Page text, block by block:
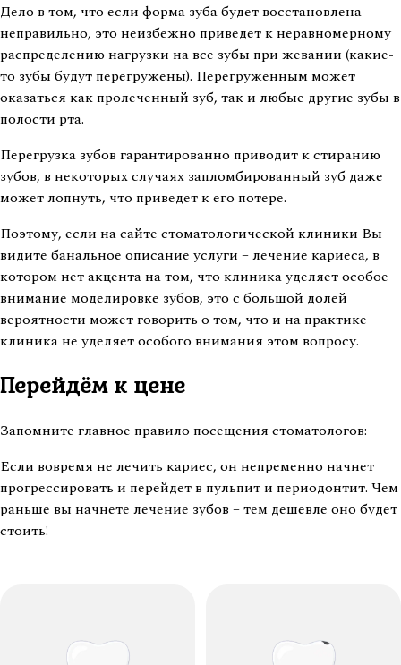
Дело в том, что если форма зуба будет восстановлена
неправильно, это неизбежно приведет к неравномерному
распределению нагрузки на все зубы при жевании (какие-
то зубы будут перегружены). Перегруженным может
оказаться как пролеченный зуб, так и любые другие зубы в
полости рта.
Перегрузка зубов гарантированно приводит к стиранию
зубов, в некоторых случаях запломбированный зуб даже
может лопнуть, что приведет к его потере.
Поэтому, если на сайте стоматологической клиники Вы
видите банальное описание услуги – лечение кариеса, в
котором нет акцента на том, что клиника уделяет особое
внимание моделировке зубов, это с большой долей
вероятности может говорить о том, что и на практике
клиника не уделяет особого внимания этом вопросу.
Перейдём к цене
Запомните главное правило посещения стоматологов:
Если вовремя не лечить кариес, он непременно начнет
прогрессировать и перейдет в пульпит и периодонтит. Чем
раньше вы начнете лечение зубов – тем дешевле оно будет
стоить!